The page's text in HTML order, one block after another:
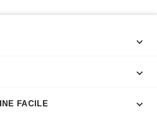


FACILE 